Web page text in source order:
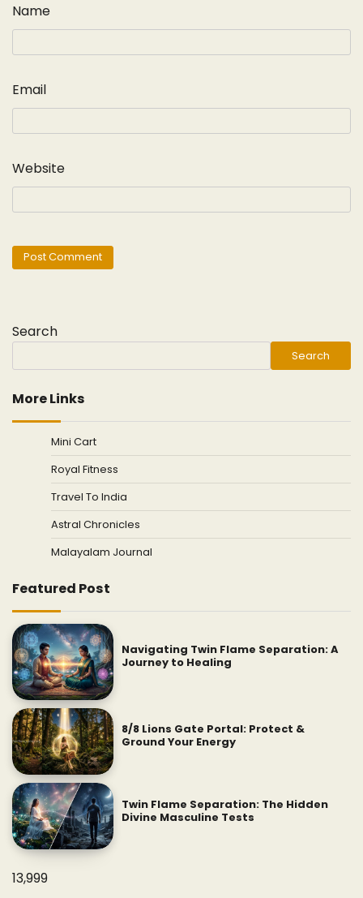
Name
Email
Website
Search
Search
More Links
Mini Cart
Royal Fitness
Travel To India
Astral Chronicles
Malayalam Journal
Featured Post
Navigating Twin Flame Separation: A
Journey to Healing
8/8 Lions Gate Portal: Protect &
Ground Your Energy
Twin Flame Separation: The Hidden
Divine Masculine Tests
13,999